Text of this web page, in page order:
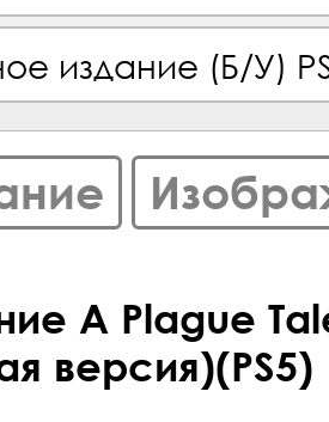
издание (Б/У)
A Plague
версия)(PS5)